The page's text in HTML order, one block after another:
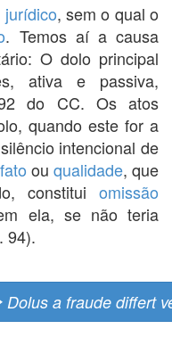
jurídico, sem o qual o
. Temos aí a causa
O dolo principal
ativa e passiva,
do CC. Os atos
quando este for a
intencional de
ou qualidade, que
constitui omissão
ela, se não teria
94).
Dolus a fraude differt